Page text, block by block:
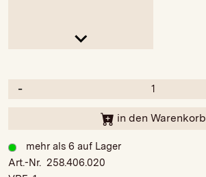
-
in den Warenkorb
mehr als 6 auf Lager
Art.-Nr. 258.406.020